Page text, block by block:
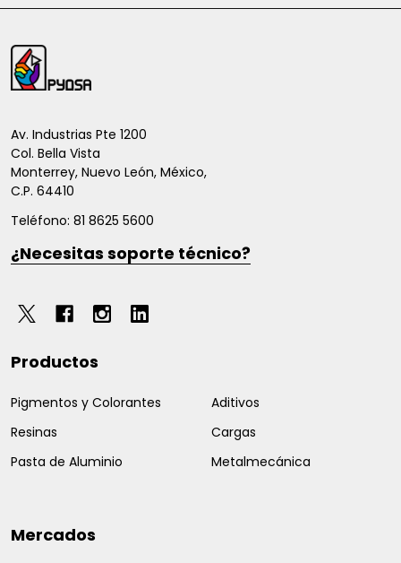
Inicio
del
de
página
Av. Industrias Pte 1200
Col. Bella Vista
Monterrey, Nuevo León, México,
C.P. 64410
Teléfono: 81 8625 5600
¿Necesitas soporte técnico?
Productos
Pigmentos y Colorantes
Resinas
Pasta de Aluminio
Aditivos
Cargas
Metalmecánica
Mercados